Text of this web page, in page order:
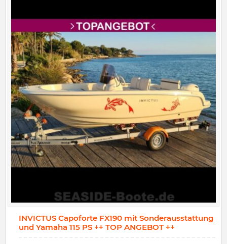
INVICTUS Capoforte FX190 mit Sonderausstattung
und Yamaha 115 PS ++ TOP ANGEBOT ++